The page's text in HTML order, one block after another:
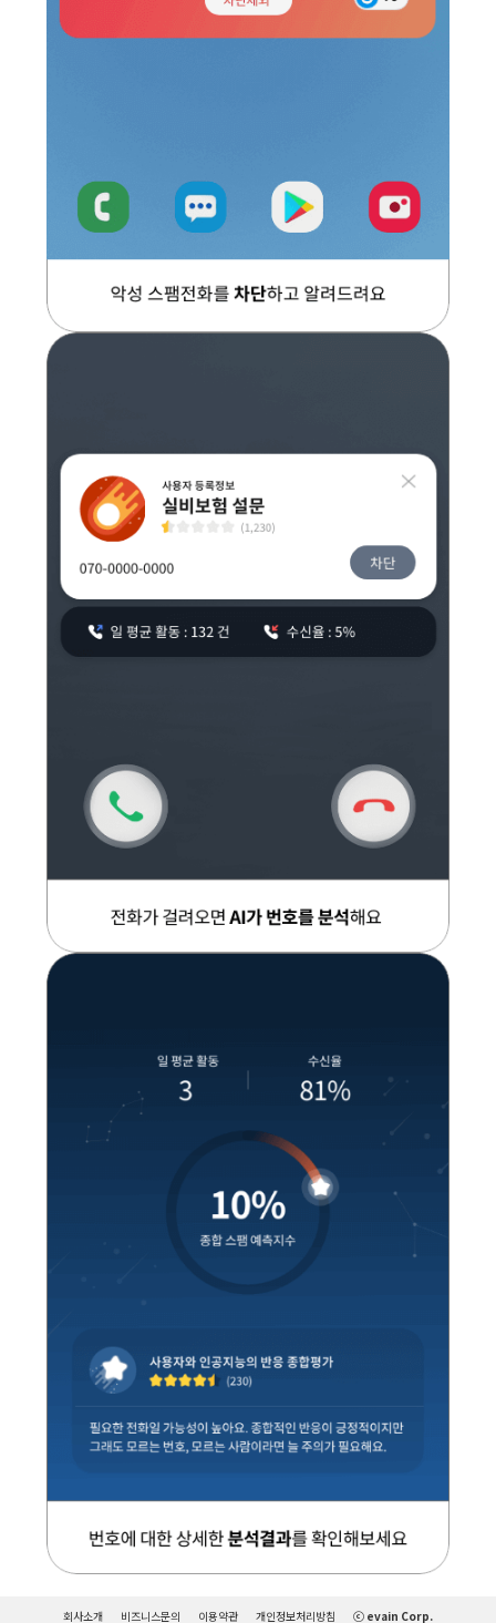
회사소개 비즈니스문의 이용약관 개인정보처리방침 ⓒ evain Corp.